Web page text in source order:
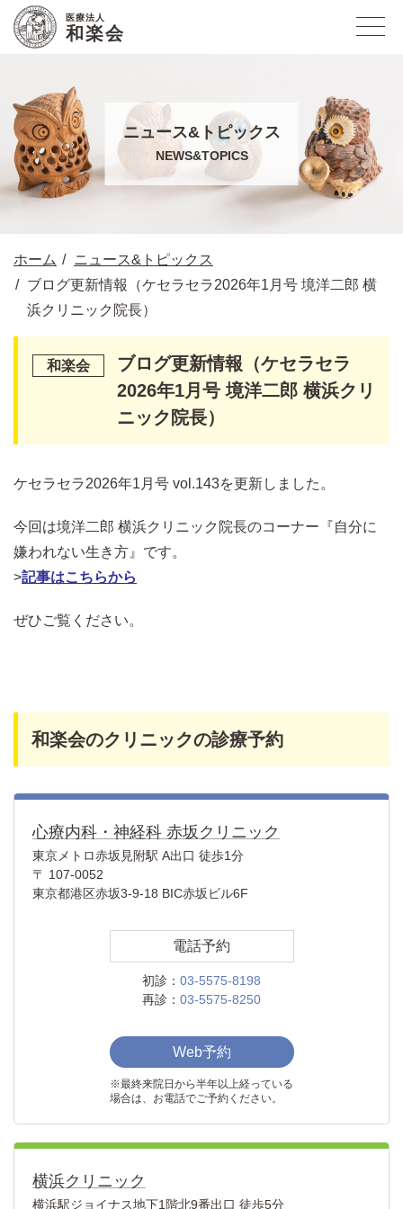
医療法人
和楽会
ニュース&トピックス
NEWS&TOPICS
ホーム
ニュース&トピックス
ブログ更新情報（ケセラセラ2026年1月号 境洋二郎 横
浜クリニック院長）
ブログ更新情報（ケセラセラ
2026年1月号 境洋二郎 横浜クリ
ニック院長）
ケセラセラ2026年1月号 vol.143を更新しました。
今回は境洋二郎 横浜クリニック院長のコーナー『自分に
嫌われない生き方』です。
>記事はこちらから
ぜひご覧ください。
和楽会のクリニックの診療予約
心療内科・神経科 赤坂クリニック
東京メトロ赤坂見附駅 A出口 徒歩1分
〒 107-0052
東京都港区赤坂3-9-18 BIC赤坂ビル6F
電話予約
初診： 03-5575-8198
再診： 03-5575-8250
Web予約
※最終来院日から半年以上経っている
場合は、お電話でご予約ください。
横浜クリニック
横浜駅ジョイナス地下1階北9番出口 徒歩5分